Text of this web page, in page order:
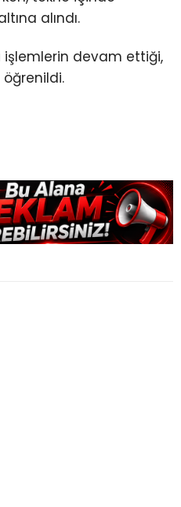
alındı.
işlemlerin devam ettiği,